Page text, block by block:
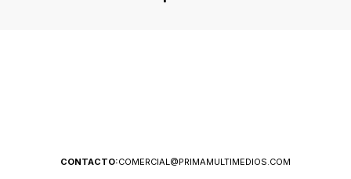
CONTACTO:COMERCIAL@PRIMAMULTIMEDIOS.COM